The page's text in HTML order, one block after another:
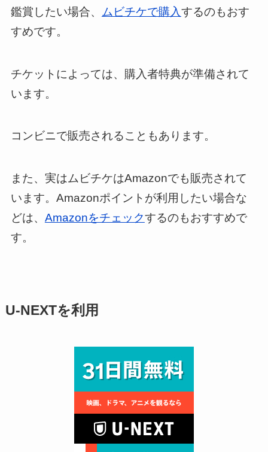
鑑賞したい場合、
ムビチケで購入するのもおす
すめです。
チケットによっては、購入者特典が準備されて
います。
コンビニで販売されることもあります。
また、実はムビチケはAmazonでも販売されて
います。Amazonポイントが利用したい場合な
どは、 Amazonをチェックするのもおすすめで
す。
U-NEXTを利用